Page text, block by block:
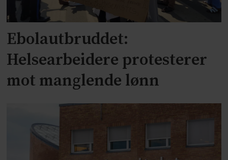
Ebolautbruddet:
Helsearbeidere protesterer
mot manglende lønn